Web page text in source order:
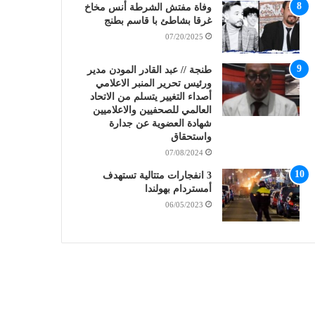
وفاة مفتش الشرطة أنس مخاخ
غرقا بشاطئ با قاسم بطنج
07/20/2025
طنجة // عبد القادر المودن مدير
ورئيس تحرير المنبر الاعلامي
أصداء التغيير يتسلم من الاتحاد
العالمي للصحفيين والاعلاميين
شهادة العضوية عن جدارة
واستحقاق
07/08/2024
3 انفجارات متتالية تستهدف
أمستردام بهولندا
06/05/2023